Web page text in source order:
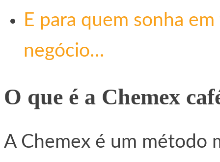
E para quem sonha
negócio…
O que é a Chemex
A Chemex é um método